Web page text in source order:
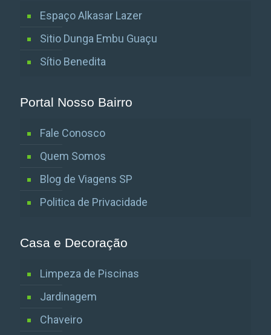
Espaço Alkasar Lazer
Sitio Dunga Embu Guaçu
Sítio Benedita
Portal Nosso Bairro
Fale Conosco
Quem Somos
Blog de Viagens SP
Politica de Privacidade
Casa e Decoração
Limpeza de Piscinas
Jardinagem
Chaveiro